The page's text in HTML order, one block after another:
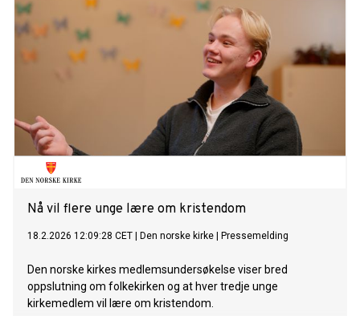
Nå vil flere unge lære om kristendom
18.2.2026 12:09:28 CET Den norske kirke Pressemelding
Den norske kirkes medlemsundersøkelse viser bred
oppslutning om folkekirken og at hver tredje unge
kirkemedlem vil lære om kristendom.